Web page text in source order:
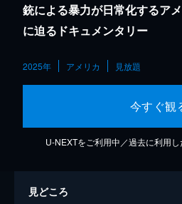
銃による暴力が日常化するア
に迫るドキュメンタリー
2025年 アメリカ 見放題
今すぐ観
U-NEXTをご利用中／過去に利用
見どころ